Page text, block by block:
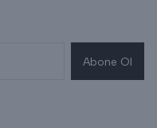
Abone Ol